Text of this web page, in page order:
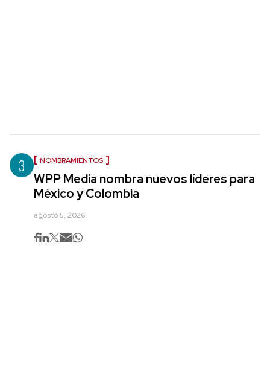
3 NOMBRAMIENTOS
WPP Media nombra nuevos líderes para
México y Colombia
agosto 5, 2026